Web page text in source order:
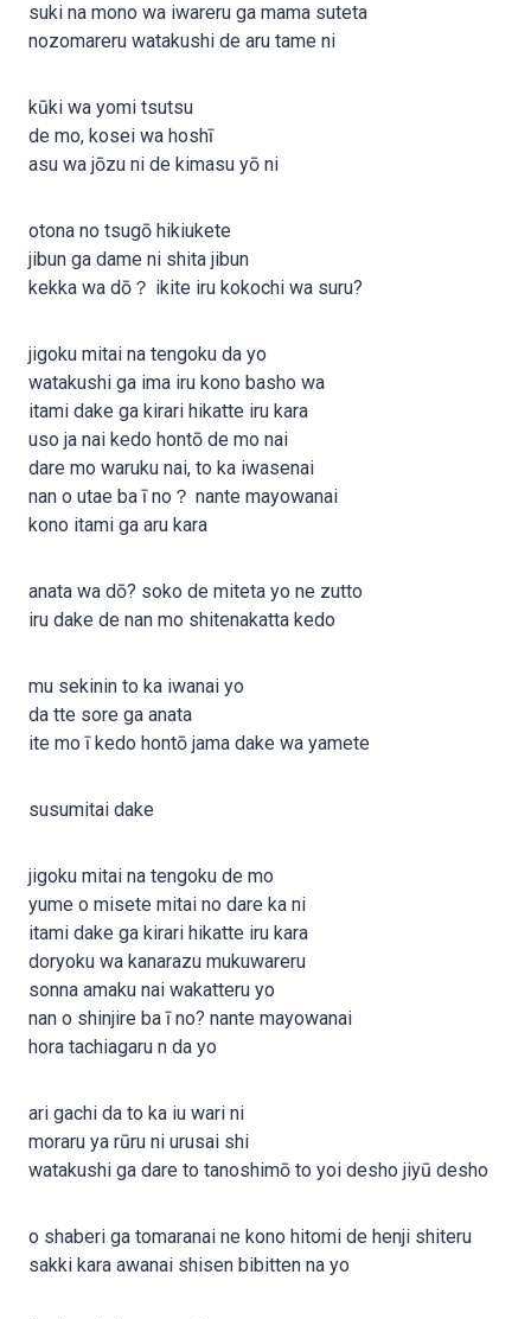
suki na mono wa iwareru ga mama suteta
nozomareru watakushi de aru tame ni
kūki wa yomi tsutsu
de mo, kosei wa hoshī
asu wa jōzu ni de kimasu yō ni
otona no tsugō hikiukete
jibun ga dame ni shita jibun
kekka wa dō？ ikite iru kokochi wa suru?
jigoku mitai na tengoku da yo
watakushi ga ima iru kono basho wa
itami dake ga kirari hikatte iru kara
uso ja nai kedo hontō de mo nai
dare mo waruku nai, to ka iwasenai
nan o utae ba ī no？ nante mayowanai
kono itami ga aru kara
anata wa dō? soko de miteta yo ne zutto
iru dake de nan mo shitenakatta kedo
mu sekinin to ka iwanai yo
da tte sore ga anata
ite mo ī kedo hontō jama dake wa yamete
susumitai dake
jigoku mitai na tengoku de mo
yume o misete mitai no dare ka ni
itami dake ga kirari hikatte iru kara
doryoku wa kanarazu mukuwareru
sonna amaku nai wakatteru yo
nan o shinjire ba ī no? nante mayowanai
hora tachiagaru n da yo
ari gachi da to ka iu wari ni
moraru ya rūru ni urusai shi
watakushi ga dare to tanoshimō to yoi desho jiyū desho
o shaberi ga tomaranai ne kono hitomi de henji shiteru
sakki kara awanai shisen bibitten na yo